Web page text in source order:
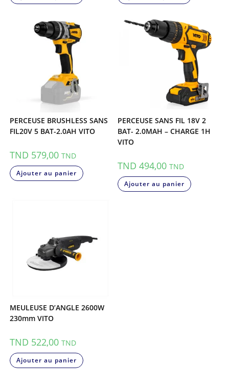
PERCEUSE BRUSHLESS SANS
FIL20V 5 BAT-2.0AH VITO
TND 579,00 TND
Ajouter au panier
PERCEUSE SANS FIL 18V 2
BAT- 2.0MAH – CHARGE 1H
VITO
TND 494,00 TND
Ajouter au panier
MEULEUSE D’ANGLE 2600W
230mm VITO
TND 522,00 TND
Ajouter au panier